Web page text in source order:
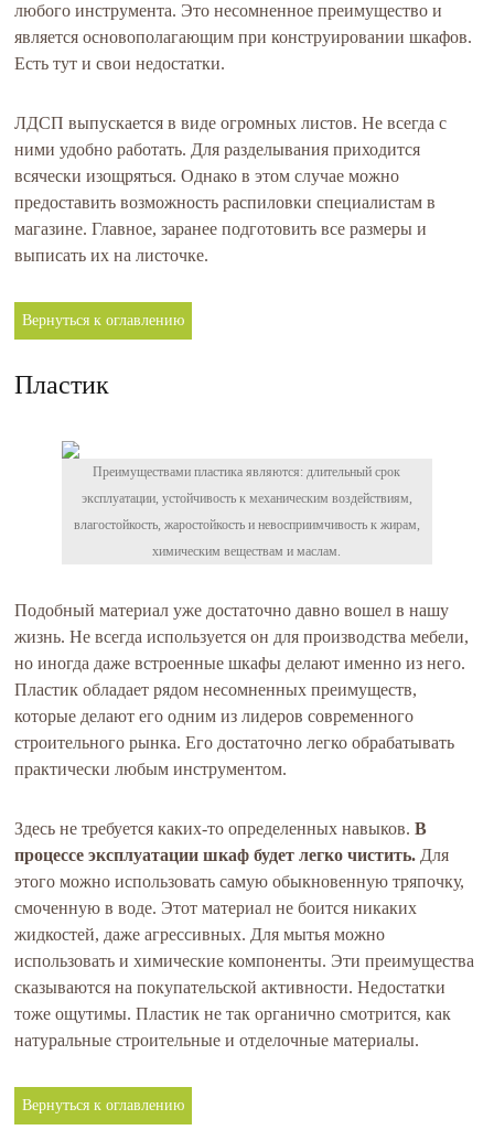
любого инструмента. Это несомненное преимущество и
является основополагающим при конструировании шкафов.
Есть тут и свои недостатки.
ЛДСП выпускается в виде огромных листов. Не всегда с
ними удобно работать. Для разделывания приходится
всячески изощряться. Однако в этом случае можно
предоставить возможность распиловки специалистам в
магазине. Главное, заранее подготовить все размеры и
выписать их на листочке.
Вернуться к оглавлению
Пластик
Преимуществами пластика являются: длительный срок
эксплуатации, устойчивость к механическим воздействиям,
влагостойкость, жаростойкость и невосприимчивость к жирам,
химическим веществам и маслам.
Подобный материал уже достаточно давно вошел в нашу
жизнь. Не всегда используется он для производства мебели,
но иногда даже встроенные шкафы делают именно из него.
Пластик обладает рядом несомненных преимуществ,
которые делают его одним из лидеров современного
строительного рынка. Его достаточно легко обрабатывать
практически любым инструментом.
Здесь не требуется каких-то определенных навыков.В
процессе эксплуатации шкаф будет легко чистить. Для
этого можно использовать самую обыкновенную тряпочку,
смоченную в воде. Этот материал не боится никаких
жидкостей, даже агрессивных. Для мытья можно
использовать и химические компоненты. Эти преимущества
сказываются на покупательской активности. Недостатки
тоже ощутимы. Пластик не так органично смотрится, как
натуральные строительные и отделочные материалы.
Вернуться к оглавлению